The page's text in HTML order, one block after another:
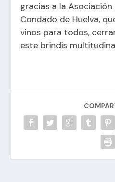
gracias a la
Condado de Huelva,
vinos para todos,
este brindis